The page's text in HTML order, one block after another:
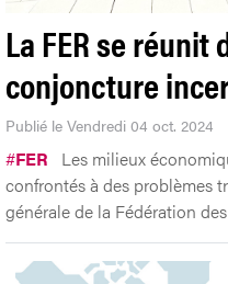
La FER se réunit
conjoncture
Publié le Vendredi 04 oct. 2024
#FER
Les milieux
confrontés à des problèmes
générale de la Fédération